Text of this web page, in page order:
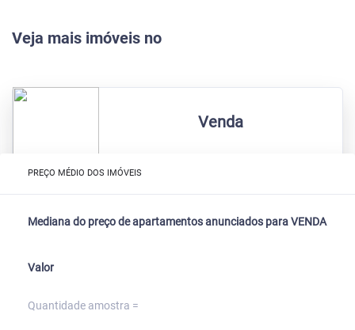
Veja mais imóveis no
Venda
PREÇO MÉDIO DOS IMÓVEIS
Mediana do preço de apartamentos anunciados para VENDA
Valor
Quantidade amostra =